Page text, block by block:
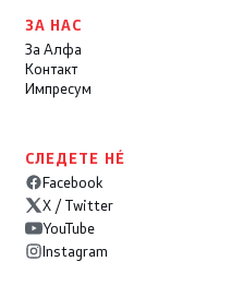
ЗА НАС
За Алфа
Контакт
Импресум
СЛЕДЕТЕ НÉ
Facebook
X / Twitter
YouTube
Instagram